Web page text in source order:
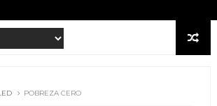
POBREZA CERO